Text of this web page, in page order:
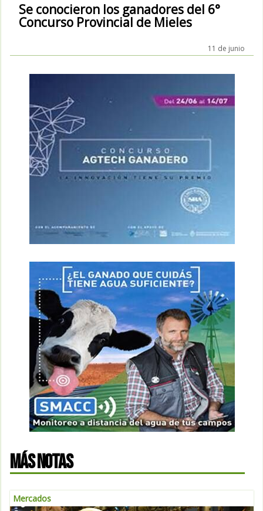
Se conocieron los ganadores del 6°
Concurso Provincial de Mieles
11 de junio
MÁS NOTAS
Mercados